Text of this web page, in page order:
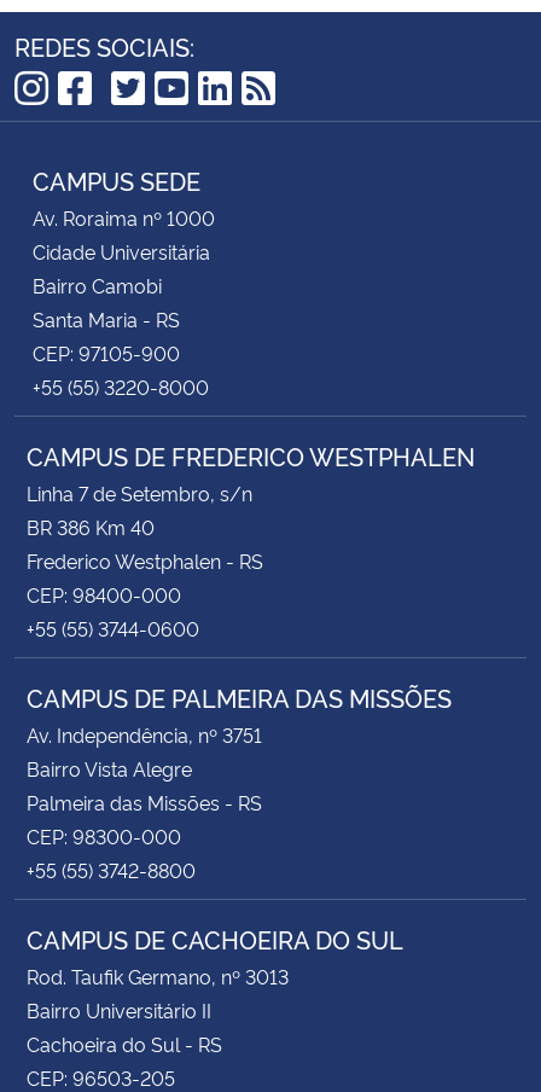
REDES SOCIAIS:
Instagram
Facebook
TikTok
Twitter
YouTube
LinkedIn
RSS
CAMPUS SEDE
Av. Roraima nº 1000
Cidade Universitária
Bairro Camobi
Santa Maria - RS
CEP: 97105-900
+55 (55) 3220-8000
CAMPUS DE FREDERICO WESTPHALEN
Linha 7 de Setembro, s/n
BR 386 Km 40
Frederico Westphalen - RS
CEP: 98400-000
+55 (55) 3744-0600
CAMPUS DE PALMEIRA DAS MISSÕES
Av. Independência, nº 3751
Bairro Vista Alegre
Palmeira das Missões - RS
CEP: 98300-000
+55 (55) 3742-8800
CAMPUS DE CACHOEIRA DO SUL
Rod. Taufik Germano, nº 3013
Bairro Universitário II
Cachoeira do Sul - RS
CEP: 96503-205